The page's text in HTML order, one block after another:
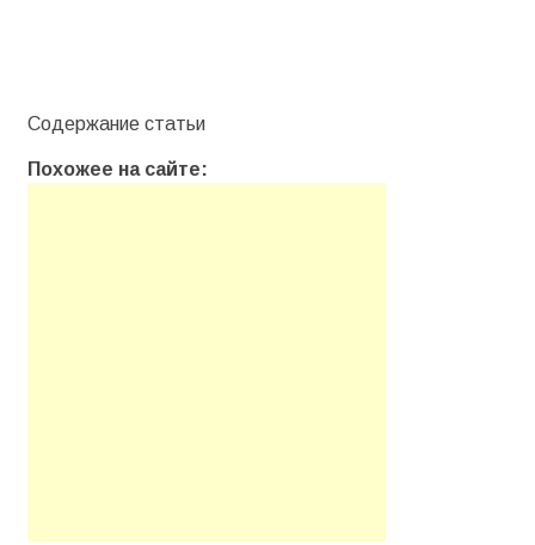
Содержание статьи
Похожее на сайте: